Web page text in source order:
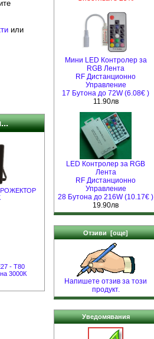
или
- T80
3000К
Мини LED Контролер за
RGB Лента
RF Дистанционно
Управление
17 Бутона до 72W (6.08€ )
11.90лв
LED Контролер за RGB
Лента
RF Дистанционно
Управление
28 Бутона до 216W (10.17€ )
19.90лв
Отзиви [още]
Напишете отзив за този
продукт.
Уведомявания